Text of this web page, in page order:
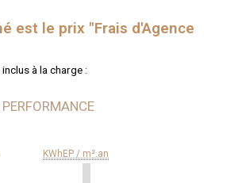
est le prix "Frais d'Agence
à la charge :
KWhEP / m².an